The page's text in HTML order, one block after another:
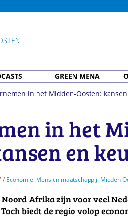
GREEN MENA
in het Midden-Oosten:
in het
en
/ Economie, Mens en maatschappij, Midden
Noord-Afrika zijn voor veel
biedt de regio volop